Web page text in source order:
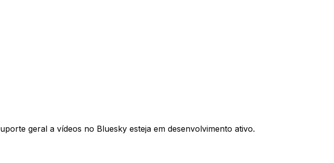
geral a vídeos no Bluesky esteja em desenvolvimento ativo.